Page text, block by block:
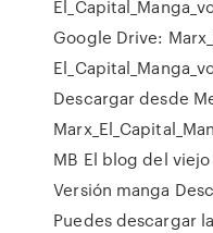
Google Drive:
Descargar desde
MB El blog del
Versión manga
Puedes descargar